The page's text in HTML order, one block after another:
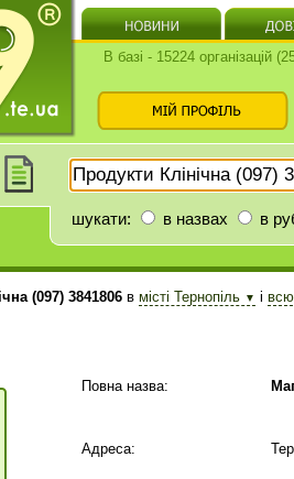
В базі - 15224 організацій
шукати: в назвах в
(097) 3841806 в місті Тернопіль ▼ і
Повна назва:
Адреса: